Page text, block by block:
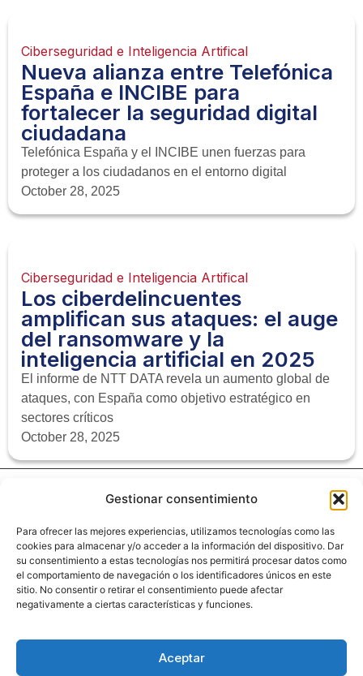
Gestionar consentimiento
Para ofrecer las mejores experiencias, utilizamos tecnologías como las
cookies para almacenar y/o acceder a la información del dispositivo. Dar
su consentimiento a estas tecnologías nos permitirá procesar datos como
el comportamiento de navegación o los identificadores únicos en este
sitio. No consentir o retirar el consentimiento puede afectar
negativamente a ciertas características y funciones.
Aceptar
Ciberseguridad e Inteligencia Artifical
Nueva alianza entre Telefónica
España e INCIBE para
fortalecer la seguridad digital
ciudadana
Telefónica España y el INCIBE unen fuerzas para
proteger a los ciudadanos en el entorno digital
October 28, 2025
Ciberseguridad e Inteligencia Artifical
Los ciberdelincuentes
amplifican sus ataques: el auge
del ransomware y la
inteligencia artificial en 2025
El informe de NTT DATA revela un aumento global de
ataques, con España como objetivo estratégico en
sectores críticos
October 28, 2025